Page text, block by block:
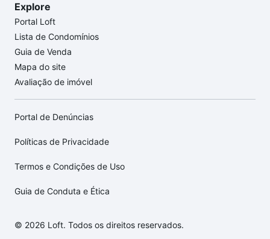
Explore
Portal Loft
Lista de Condomínios
Guia de Venda
Mapa do site
Avaliação de imóvel
Portal de Denúncias
Políticas de Privacidade
Termos e Condições de Uso
Guia de Conduta e Ética
© 2026 Loft. Todos os direitos reservados.